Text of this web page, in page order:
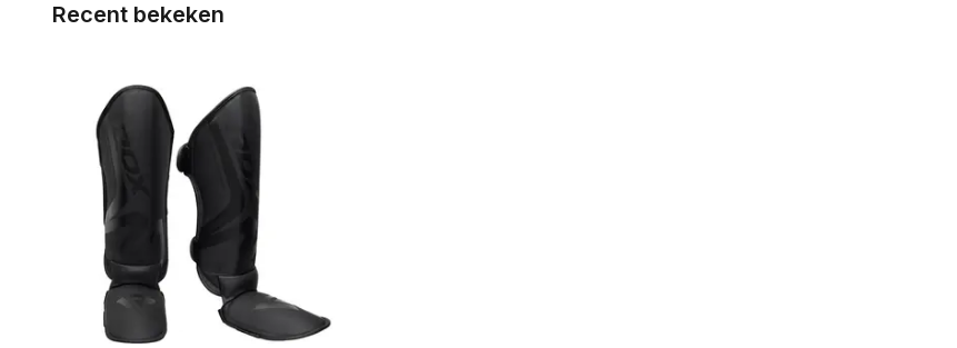
Recent bekeken